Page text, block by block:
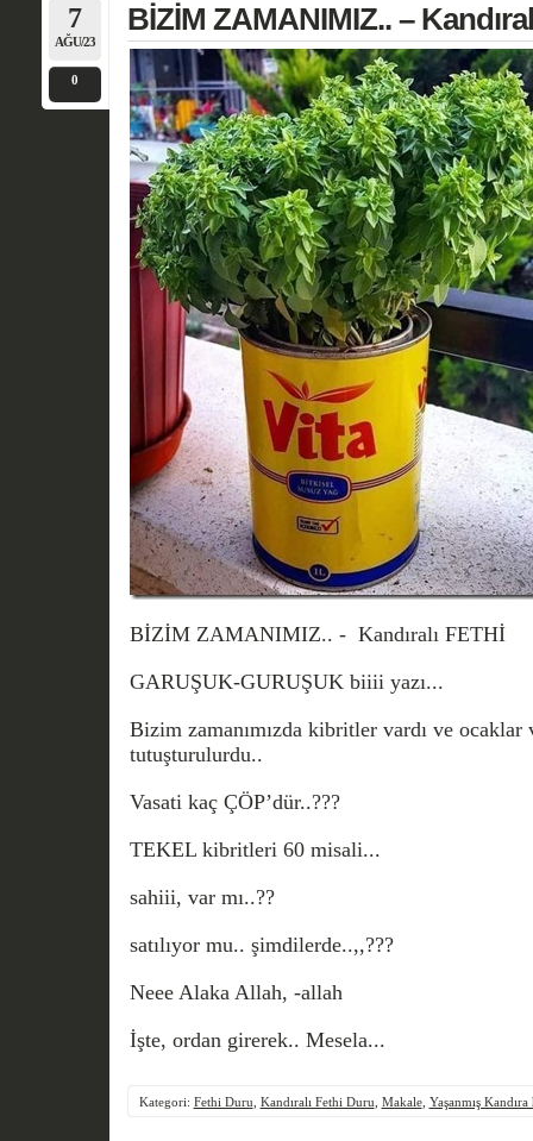
7
AĞU/23
0
BİZİM ZAMANIMIZ.. –
BİZİM ZAMANIMIZ.. - Kandıralı FETHİ
GARUŞUK-GURUŞUK biiii yazı...
Bizim zamanımızda kibritler vardı ve
tutuşturulurdu..
Vasati kaç ÇÖP’dür..???
TEKEL kibritleri 60 misali...
sahiii, var mı..??
satılıyor mu.. şimdilerde..,,???
Neee Alaka Allah, -allah
İşte, ordan girerek.. Mesela...
Kategori: Fethi Duru Kandıralı Fethi Duru Makale, Yaşanmış